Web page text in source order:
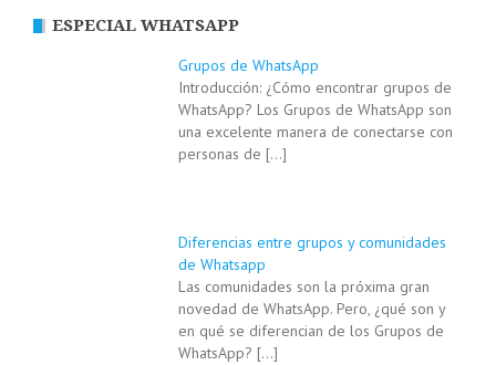
ESPECIAL WHATSAPP
Grupos de WhatsApp
Introducción: ¿Cómo encontrar grupos de
WhatsApp? Los Grupos de WhatsApp son
una excelente manera de conectarse con
personas de […]
Diferencias entre grupos y comunidades
de Whatsapp
Las comunidades son la próxima gran
novedad de WhatsApp. Pero, ¿qué son y
en qué se diferencian de los Grupos de
WhatsApp? […]